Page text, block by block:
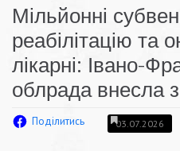
Мільйонні
реабілітацію та
лікарні: Івано-
облрада внесла
Поділитись 03.07.2026